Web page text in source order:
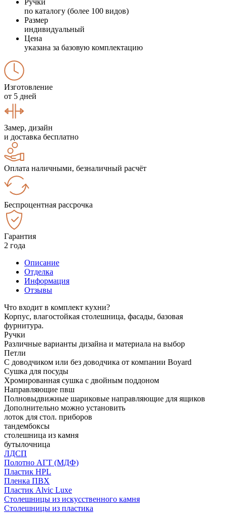
по каталогу (более 100 видов)
Размер
индивидуальный
Цена
указана за базовую комплектацию
Изготовление
от 5 дней
Замер, дизайн
и доставка бесплатно
Оплата наличными, безналичный расчёт
Беспроцентная рассрочка
Гарантия
2 года
Описание
Отделка
Информация
Отзывы
Что входит в комплект кухни?
Корпус, влагостойкая столешница, фасады, базовая
фурнитура.
Ручки
Различные варианты дизайна и материала на выбор
Петли
С доводчиком или без доводчика от компании Boyard
Сушка для посуды
Хромированная сушка с двойным поддоном
Направляющие пвш
Полновыдвижные шариковые направляющие для ящиков
Дополнительно можно установить
лоток для стол. приборов
тандембоксы
столешница из камня
бутылочница
ЛДСП
Полотно АГТ (МДФ)
Пластик HPL
Пленка ПВХ
Пластик Alvic Luxe
Столешницы из искусственного камня
Столешницы из пластика